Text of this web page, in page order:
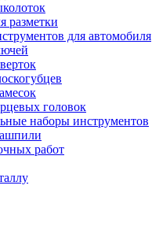
разметки
для автомобиля
головок
наборы инструментов
работ